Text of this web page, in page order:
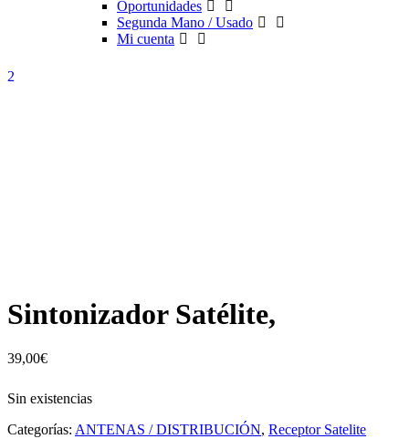
Oportunidades
Segunda Mano / Usado
Mi cuenta
Sintonizador Satélite,
39,00€
Sin existencias
Categorías: ANTENAS / DISTRIBUCIÓN, Receptor Satelite